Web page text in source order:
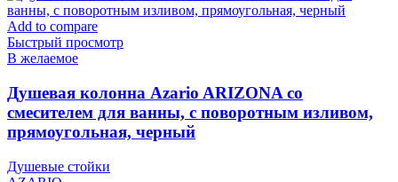
Add to compare
Быстрый просмотр
В желаемое
Душевая колонна Azario ARIZONA со
смесителем для ванны, с поворотным изливом,
прямоугольная, черный
Душевые стойки